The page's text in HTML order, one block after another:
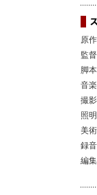
原作
監督
脚本
音楽
撮影
照明
美術
録音
編集